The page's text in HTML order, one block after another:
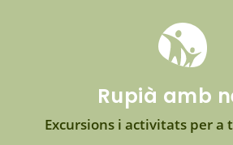
Rupià amb
Excursions i activitats per a